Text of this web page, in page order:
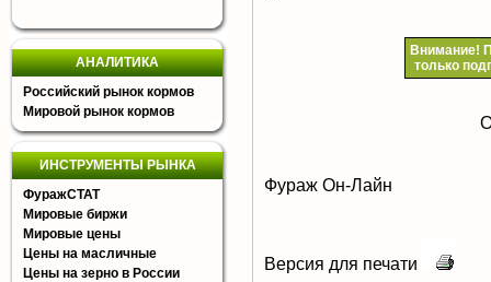
АНАЛИТИКА
Российский рынок кормов
Мировой рынок кормов
ИНСТРУМЕНТЫ РЫНКА
ФуражСТАТ
Мировые биржи
Мировые цены
Цены на масличные
Цены на зерно в России
Внимание!
только
Фураж Он-Лайн
Версия для печати